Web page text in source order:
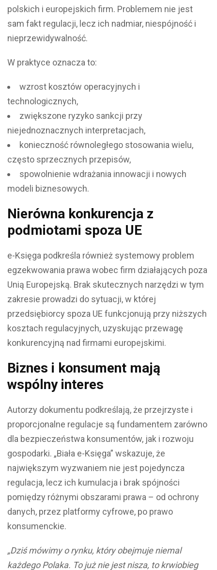
polskich i europejskich firm. Problemem nie jest
sam fakt regulacji, lecz ich nadmiar, niespójność i
nieprzewidywalność.
W praktyce oznacza to:
wzrost kosztów operacyjnych i
technologicznych,
zwiększone ryzyko sankcji przy
niejednoznacznych interpretacjach,
konieczność równoległego stosowania wielu,
często sprzecznych przepisów,
spowolnienie wdrażania innowacji i nowych
modeli biznesowych.
Nierówna konkurencja z
podmiotami spoza UE
e-Księga podkreśla również systemowy problem
egzekwowania prawa wobec firm działających poza
Unią Europejską. Brak skutecznych narzędzi w tym
zakresie prowadzi do sytuacji, w której
przedsiębiorcy spoza UE funkcjonują przy niższych
kosztach regulacyjnych, uzyskując przewagę
konkurencyjną nad firmami europejskimi.
Biznes i konsument mają
wspólny interes
Autorzy dokumentu podkreślają, że przejrzyste i
proporcjonalne regulacje są fundamentem zarówno
dla bezpieczeństwa konsumentów, jak i rozwoju
gospodarki. „Biała e-Księga” wskazuje, że
największym wyzwaniem nie jest pojedyncza
regulacja, lecz ich kumulacja i brak spójności
pomiędzy różnymi obszarami prawa – od ochrony
danych, przez platformy cyfrowe, po prawo
konsumenckie.
„Dziś mówimy o rynku, który obejmuje niemal
każdego Polaka. To już nie jest nisza, to krwiobieg